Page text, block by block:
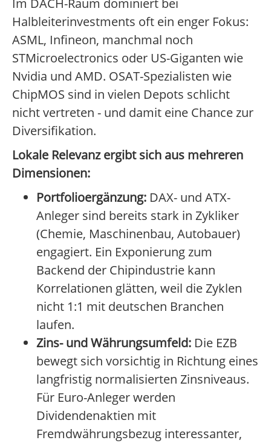
Im DACH-Raum dominiert bei
Halbleiterinvestments oft ein enger Fokus:
ASML, Infineon, manchmal noch
STMicroelectronics oder US-Giganten wie
Nvidia und AMD. OSAT-Spezialisten wie
ChipMOS sind in vielen Depots schlicht
nicht vertreten - und damit eine Chance zur
Diversifikation.
Lokale Relevanz ergibt sich aus mehreren
Dimensionen:
Portfolioergänzung: DAX- und ATX-
Anleger sind bereits stark in Zykliker
(Chemie, Maschinenbau, Autobauer)
engagiert. Ein Exponierung zum
Backend der Chipindustrie kann
Korrelationen glätten, weil die Zyklen
nicht 1:1 mit deutschen Branchen
laufen.
Zins- und Währungsumfeld: Die EZB
bewegt sich vorsichtig in Richtung eines
langfristig normalisierten Zinsniveaus.
Für Euro-Anleger werden
Dividendenaktien mit
Fremdwährungsbezug interessanter,